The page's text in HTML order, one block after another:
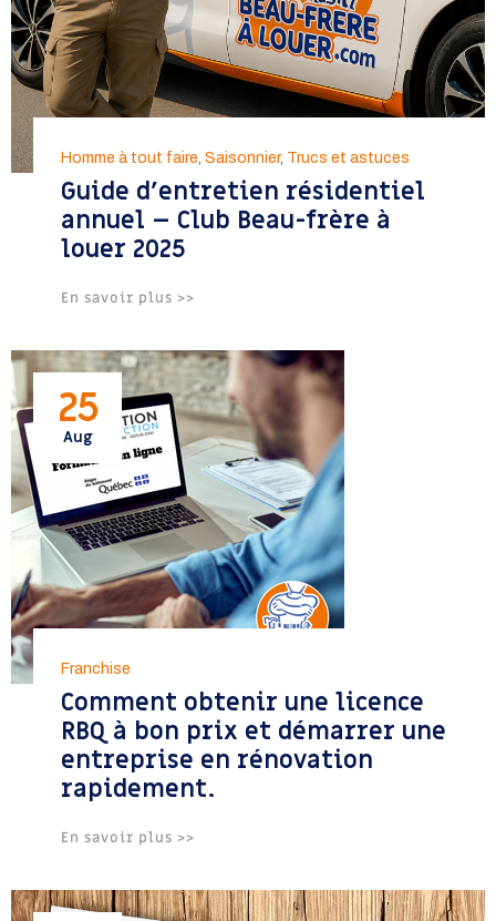
Homme à tout faire, Saisonnier, Trucs et astuces
Guide d’entretien résidentiel
annuel – Club Beau-frère à
louer 2025
En savoir plus >>
25
Aug
Franchise
Comment obtenir une licence
RBQ à bon prix et démarrer une
entreprise en rénovation
rapidement.
En savoir plus >>